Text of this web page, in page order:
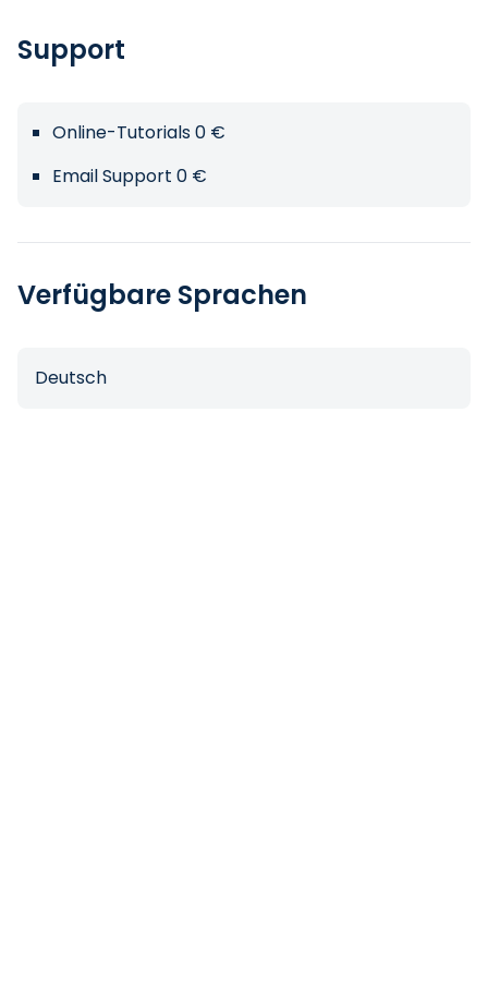
Support
Online-Tutorials 0 €
Email Support 0 €
Verfügbare Sprachen
Deutsch